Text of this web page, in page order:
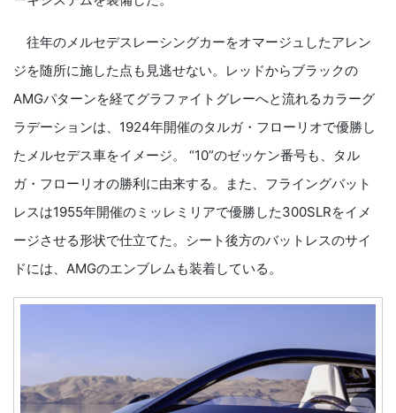
往年のメルセデスレーシングカーをオマージュしたアレン
ジを随所に施した点も見逃せない。レッドからブラックの
AMGパターンを経てグラファイトグレーへと流れるカラーグ
ラデーションは、1924年開催のタルガ・フローリオで優勝し
たメルセデス車をイメージ。 “10”のゼッケン番号も、タル
ガ・フローリオの勝利に由来する。また、フライングバット
レスは1955年開催のミッレミリアで優勝した300SLRをイメ
ージさせる形状で仕立てた。シート後方のバットレスのサイ
ドには、AMGのエンブレムも装着している。